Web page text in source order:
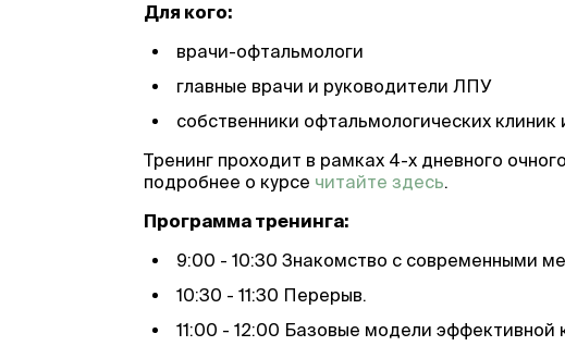
Для кого:
врачи-офтальмологи
главные врачи и руководители ЛПУ
собственники офтальмологических клиник
Тренинг проходит в рамках 4-х дневного
подробнее о курсе читайте здесь.
Программа тренинга:
9:00 - 10:30 Знакомство с современными
10:30 - 11:30 Перерыв.
11:00 - 12:00 Базовые модели эффективной